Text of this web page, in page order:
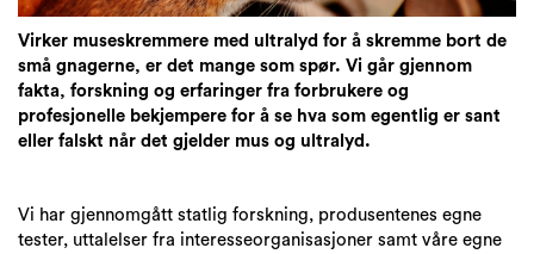
Virker museskremmere med ultralyd for å skremme bort de
små gnagerne, er det mange som spør. Vi går gjennom
fakta, forskning og erfaringer fra forbrukere og
profesjonelle bekjempere for å se hva som egentlig er sant
eller falskt når det gjelder mus og ultralyd.
Vi har gjennomgått statlig forskning, produsentenes egne
tester, uttalelser fra interesseorganisasjoner samt våre egne